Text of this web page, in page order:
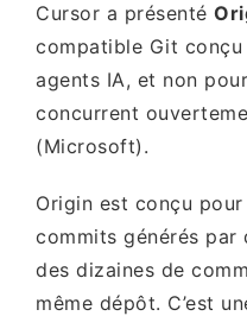
Cursor a présenté
compatible Git
agents IA, et non
concurrent
(Microsoft).
Origin est conçu
commits générés
des dizaines de
même dépôt. C’est